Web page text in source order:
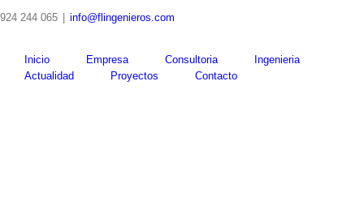
to
924 244 065 info@flingenieros.com
Inicio Empresa Consultoria
Ingenieria
Actualidad
Proyectos Contacto